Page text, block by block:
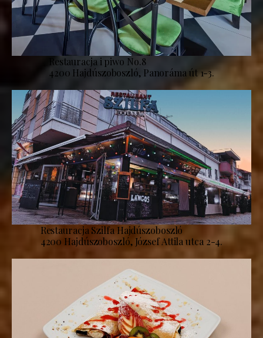
Restauracja i piwo No.8
4200 Hajdúszoboszló, Panoráma út 1-3.
Restauracja Szilfa Hajdúszoboszló
4200 Hajdúszoboszló, József Attila utca 2-4.